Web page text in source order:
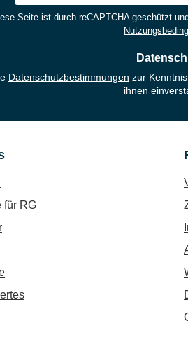
*
Seite ist durch reCAPTCHA geschützt
Datenschutzbestimmungen zur
ihnen
für RG